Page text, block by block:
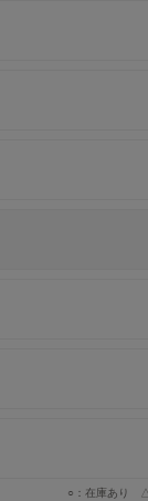
○：在庫あり